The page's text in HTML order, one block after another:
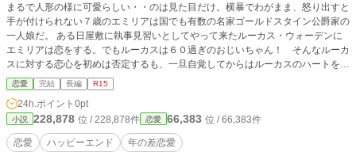
まるで人形の様に可愛らしい・・のは見た目だけ。横暴でわがまま、怒り出すと
手が付けられない７歳のエミリアは国でも有数の名家ゴールドスタイン公爵家の
一人娘だ。 ある日屋敷に執事見習いとしてやって来たルーカス・ウォーデンに
エミリアは恋をする。でもルーカスは６０過ぎのおじいちゃん！ そんなルーカ
スに対する恋心を初めは否定するも、一旦自覚してからはルーカスのハートを掴
もうとまっしぐらに突進するエミリア。 一方ルーカスはエミリアを諦めさせる
ために屋敷を離れる決心をする。 ８年後、エミリアはアカデミーでルーカス・
ロスラミンという同じ名前の少年と出会う。 エミリアを慕う新入生のイライザ
とルーカス。生徒会長のアレクサンドルもエミリアに好意を寄せてくる。おまけ
に母親のゴールドスタイン公爵は騎士団の副団長アーノルドとエミリアをくっつ
けようと画策しているよう。 エミリアは誰を選ぶのか、選ばないのか？！ そ
恋愛 完結 長編 R15
24h.ポイント 0pt
小説 228,878 位 / 228,878件 恋愛 66,383 位 / 66,383件
恋愛 ハッピーエンド 年の差恋愛